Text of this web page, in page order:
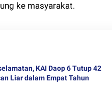
ke masyarakat.
KAI Daop 6 Tutup 42
Liar dalam Empat Tahun